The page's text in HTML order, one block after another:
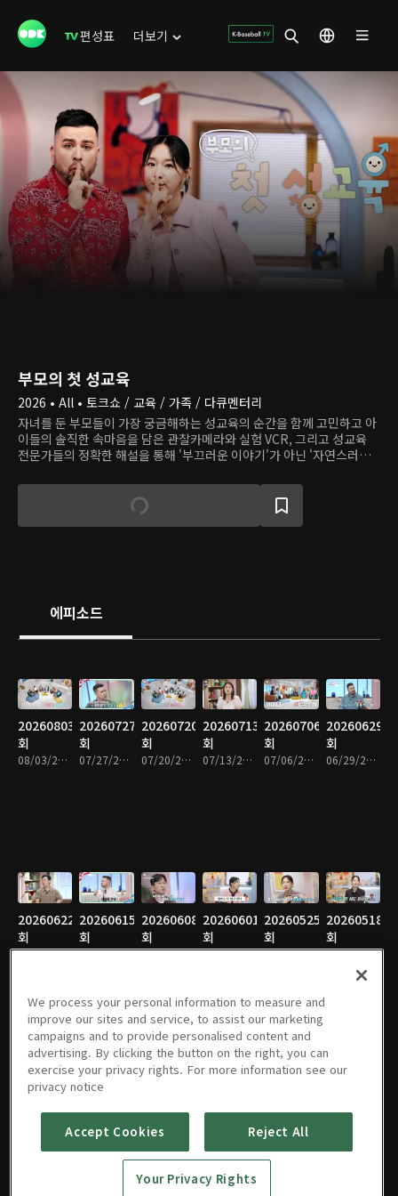
편성표 더보기
부모의 첫 성교육
2026 • All • 토크쇼 / 교육 / 가족 / 다큐멘터리
자녀를 둔 부모들이 가장 궁금해하는 성교육의 순간을 함께 고민하고 아
이들의 솔직한 속마음을 담은 관찰카메라와 실험 VCR, 그리고 성교육
전문가들의 정확한 해설을 통해 '부끄러운 이야기'가 아닌 '자연스러운
에피소드
20260803
회
08/03/2026 • 47분
20260727
회
07/27/2026 • 47분
20260720
회
07/20/2026 • 46분
20260713
회
07/13/2026 • 46분
20260706
회
07/06/2026 • 46분
20260629
회
06/29/2026 • 46분
20260622
회
06/22/2026 • 47분
20260615
회
06/15/2026 • 46분
20260608
회
06/08/2026 • 46분
20260601
회
06/01/2026 • 47분
20260525
회
05/25/2026 • 47분
20260518
회
05/18/2026 • 46분
20260511
회
05/11/2026 • 47분
20260504
회
05/04/2026 • 46분
20260427
회
04/27/2026 • 47분
20260420
회
04/20/2026 • 47분
20260413
회
04/13/2026 • 47분
회
We process your personal information to measure and
improve our sites and service, to assist our marketing
campaigns and to provide personalised content and
advertising. By clicking the button on the right, you can
exercise your privacy rights. For more information see our
privacy notice
Accept Cookies Reject All
Your Privacy Rights